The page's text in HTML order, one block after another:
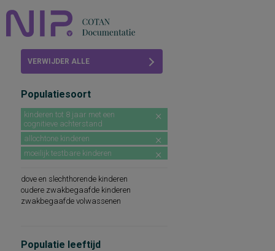
Abonneren
VERWIJDER ALLE
Populatiesoort
kinderen tot 8 jaar met een
cognitieve achterstand
allochtone kinderen
moeilijk testbare kinderen
dove en slechthorende kinderen
oudere zwakbegaafde kinderen
zwakbegaafde volwassenen
Populatie leeftijd